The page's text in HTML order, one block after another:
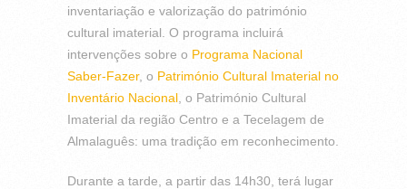
inventariação e valorização do património
cultural imaterial. O programa incluirá
intervenções sobre o Programa Nacional
Saber-Fazer, o Património Cultural Imaterial no
Inventário Nacional , o Património Cultural
Imaterial da região Centro e a Tecelagem de
Almalaguês: uma tradição em reconhecimento.
Durante a tarde, a partir das 14h30, terá lugar